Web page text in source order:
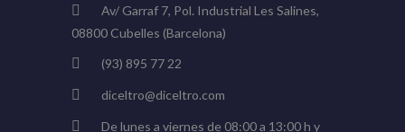
Av/ Garraf 7, Pol. Industrial Les Salines,
08800 Cubelles (Barcelona)
(93) 895 77 22
diceltro@diceltro.com
De lunes a viernes de 08:00 a 13:00 h y